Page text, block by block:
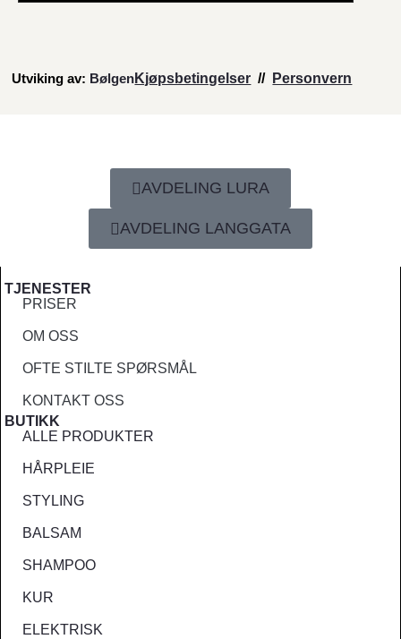
Utviking av: BølgenKjøpsbetingelser // Personvern
AVDELING LURA
AVDELING LANGGATA
TJENESTER
PRISER
OM OSS
OFTE STILTE SPØRSMÅL
KONTAKT OSS
BUTIKK
ALLE PRODUKTER
HÅRPLEIE
STYLING
BALSAM
SHAMPOO
KUR
ELEKTRISK